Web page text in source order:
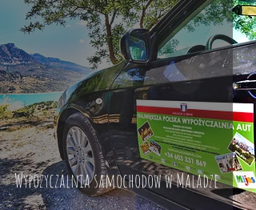
Wypozyczalnia samochodow w Maladze